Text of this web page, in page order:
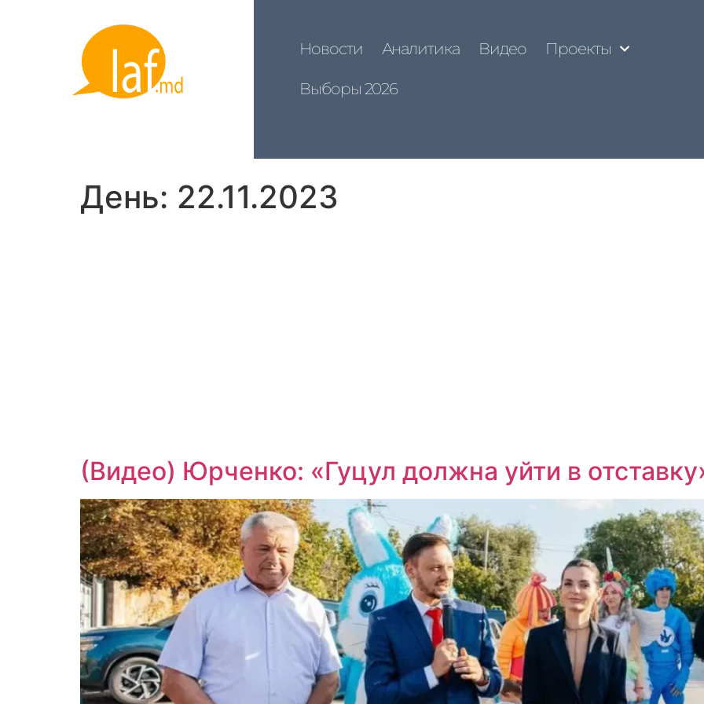
Новости Аналитика Видео Проекты
Выборы 2026
День: 22.11.2023
(Видео) Юрченко: «Гуцул должна уйти в